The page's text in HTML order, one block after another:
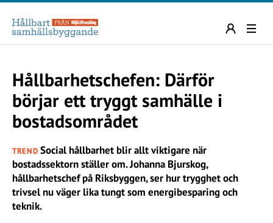
Hållbarhetschefen: Därför
börjar ett tryggt samhälle i
bostadsområdet
TREND Social hållbarhet blir allt viktigare när
bostadssektorn ställer om. Johanna Bjurskog,
hållbarhetschef på Riksbyggen, ser hur trygghet och
trivsel nu väger lika tungt som energibesparing och
teknik.